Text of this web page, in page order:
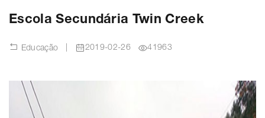
Escola Secundária Twin Creek
Educação 2019-02-26 41963